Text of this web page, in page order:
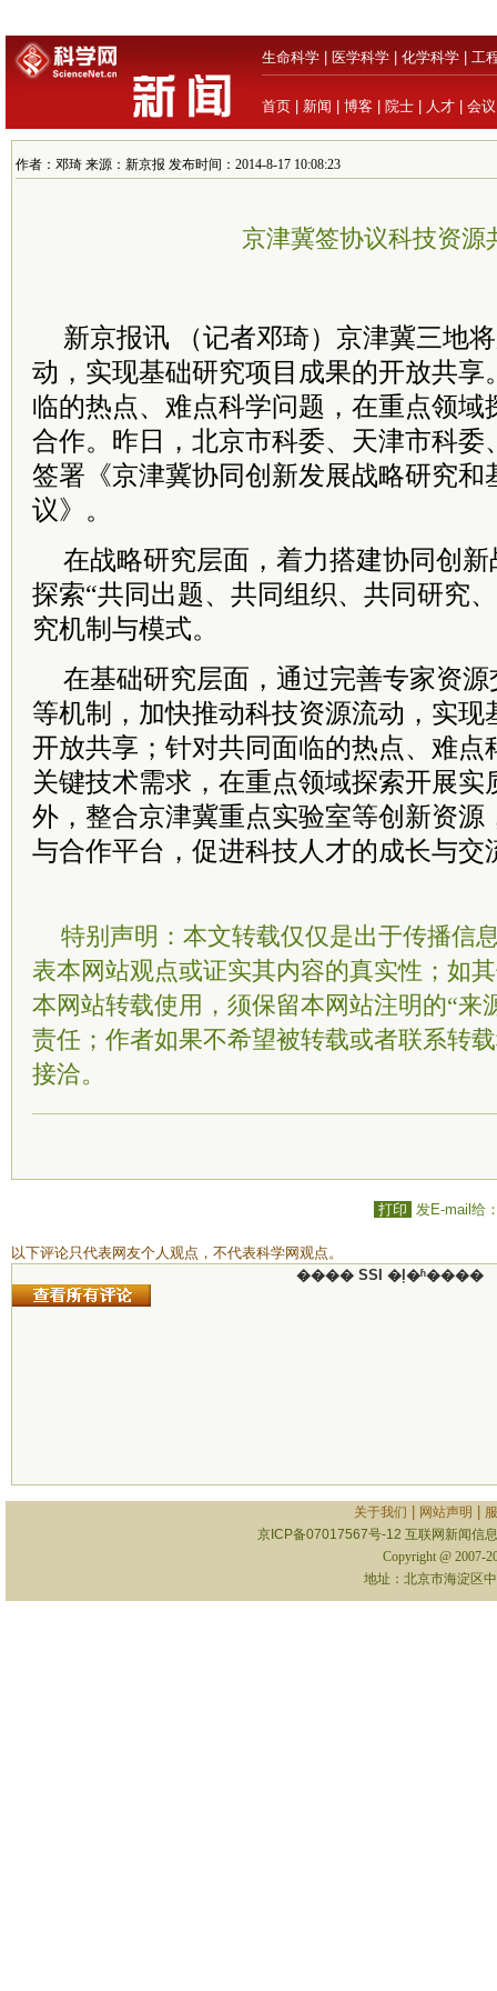
生命科学 医学科学 化学科学 工
首页 新闻 博客 院士 人才 会议
作者：邓琦 来源：新京报 发布时间：2014-8-17 10:08:23
京津冀签协议科技资源
新京报讯 （记者邓琦）京津冀三地
动，实现基础研究项目成果的开放共享
临的热点、难点科学问题，在重点领域
合作。昨日，北京市科委、天津市科委
签署《京津冀协同创新发展战略研究和
议》。
在战略研究层面，着力搭建协同创
探索“共同出题、共同组织、共同研究
究机制与模式。
在基础研究层面，通过完善专家资
等机制，加快推动科技资源流动，实现
开放共享；针对共同面临的热点、难点
关键技术需求，在重点领域探索开展实
外，整合京津冀重点实验室等创新资源
与合作平台，促进科技人才的成长与交
特别声明：本文转载仅仅是出于传播信
表本网站观点或证实其内容的真实性；如
本网站转载使用，须保留本网站注明的“来
责任；作者如果不希望被转载或者联系转
接洽。
打印 发E-mail给
以下评论只代表网友个人观点，不代表科学网观点。
���� SSI �ļ�ʱ����
关于我们 网站声明
京ICP备07017567号-12 互联网新闻信
Copyright @ 2007-
地址：北京市海淀区